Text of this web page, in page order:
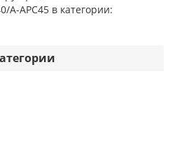
A-APC45 в категории: